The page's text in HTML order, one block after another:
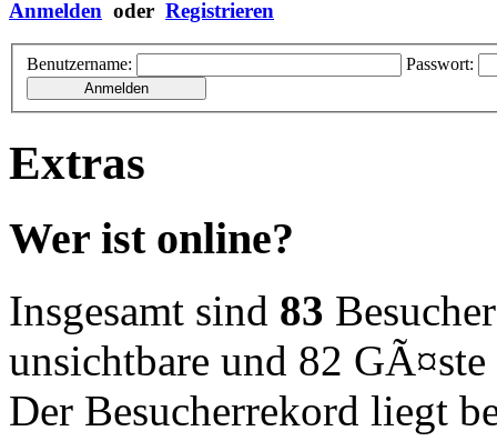
Anmelden oder Registrieren
Benutzername: Passwort:
Extras
Wer ist online?
Insgesamt sind 83
unsichtbare und 82 GÃ¤ste
Der Besucherrekord liegt